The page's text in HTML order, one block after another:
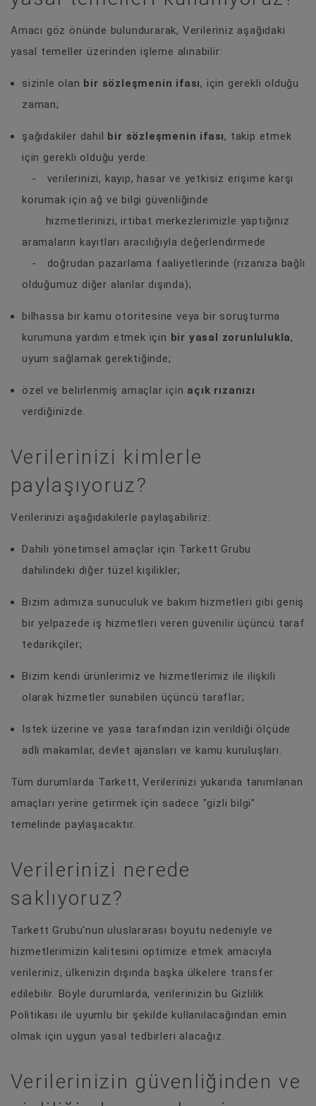
Amacı göz önünde bulundurarak, Verileriniz aşağıdaki
yasal temeller üzerinden işleme alınabilir:
sizinle olan bir sözleşmenin ifası, için gerekli olduğu
zaman;
şağıdakiler dahil bir sözleşmenin ifası, takip etmek
için gerekli olduğu yerde:
- verilerinizi, kayıp, hasar ve yetkisiz erişime karşı
korumak için ağ ve bilgi güvenliğinde
hizmetlerinizi, irtibat merkezlerimizle yaptığınız
aramaların kayıtları aracılığıyla değerlendirmede
- doğrudan pazarlama faaliyetlerinde (rızanıza bağlı
olduğumuz diğer alanlar dışında);
bilhassa bir kamu otoritesine veya bir soruşturma
kurumuna yardım etmek için bir yasal zorunlulukla,
uyum sağlamak gerektiğinde;
özel ve belirlenmiş amaçlar için açık rızanızı
verdiğinizde.
Verilerinizi kimlerle
paylaşıyoruz?
Verilerinizi aşağıdakilerle paylaşabiliriz:
Dahili yönetimsel amaçlar için Tarkett Grubu
dahilindeki diğer tüzel kişilikler;
Bizim adımıza sunuculuk ve bakım hizmetleri gibi geniş
bir yelpazede iş hizmetleri veren güvenilir üçüncü taraf
tedarikçiler;
Bizim kendi ürünlerimiz ve hizmetlerimiz ile ilişkili
olarak hizmetler sunabilen üçüncü taraflar;
Istek üzerine ve yasa tarafından izin verildiği ölçüde
adli makamlar, devlet ajansları ve kamu kuruluşları.
Tüm durumlarda Tarkett, Verilerinizi yukarıda tanımlanan
amaçları yerine getirmek için sadece "gizli bilgi"
temelinde paylaşacaktır.
Verilerinizi nerede
saklıyoruz?
Tarkett Grubu'nun uluslararası boyutu nedeniyle ve
hizmetlerimizin kalitesini optimize etmek amacıyla
verileriniz, ülkenizin dışında başka ülkelere transfer
edilebilir. Böyle durumlarda, verilerinizin bu Gizlilik
Politikası ile uyumlu bir şekilde kullanılacağından emin
olmak için uygun yasal tedbirleri alacağız.
Verilerinizin güvenliğinden ve